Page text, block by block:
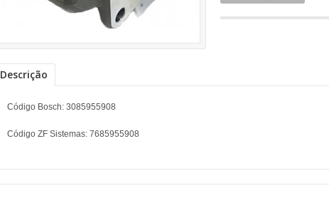
Descrição
Código Bosch: 3085955908
Código ZF Sistemas: 7685955908